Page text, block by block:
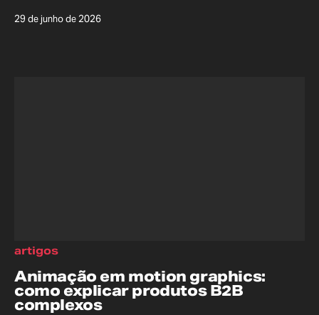
29 de junho de 2026
Animação em motion graphics:
como explicar produtos B2B
complexos
artigos